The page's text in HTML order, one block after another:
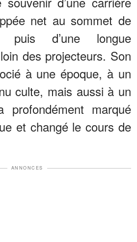
net au sommet de
puis d’une longue
des projecteurs. Son
à une époque, à un
culte, mais aussi à un
profondément marqué
et changé le cours de
ANNONCES